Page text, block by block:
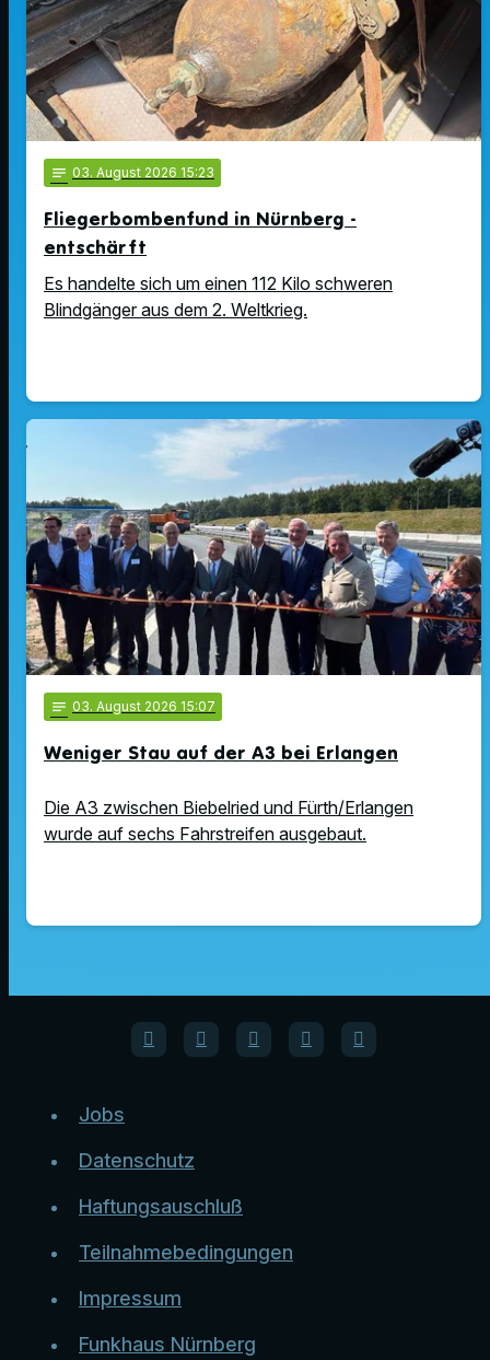
notes 03. August 2026 15:23
Fliegerbombenfund in Nürnberg -
entschärft
Es handelte sich um einen 112 Kilo schweren
Blindgänger aus dem 2. Weltkrieg.
notes 03. August 2026 15:07
Weniger Stau auf der A3 bei Erlangen
Die A3 zwischen Biebelried und Fürth/Erlangen
wurde auf sechs Fahrstreifen ausgebaut.
Jobs
Datenschutz
Haftungsauschluß
Teilnahmebedingungen
Impressum
Funkhaus Nürnberg